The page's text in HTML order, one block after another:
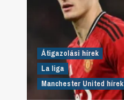
Átigazolási hírek
La liga
Manchester United hírek